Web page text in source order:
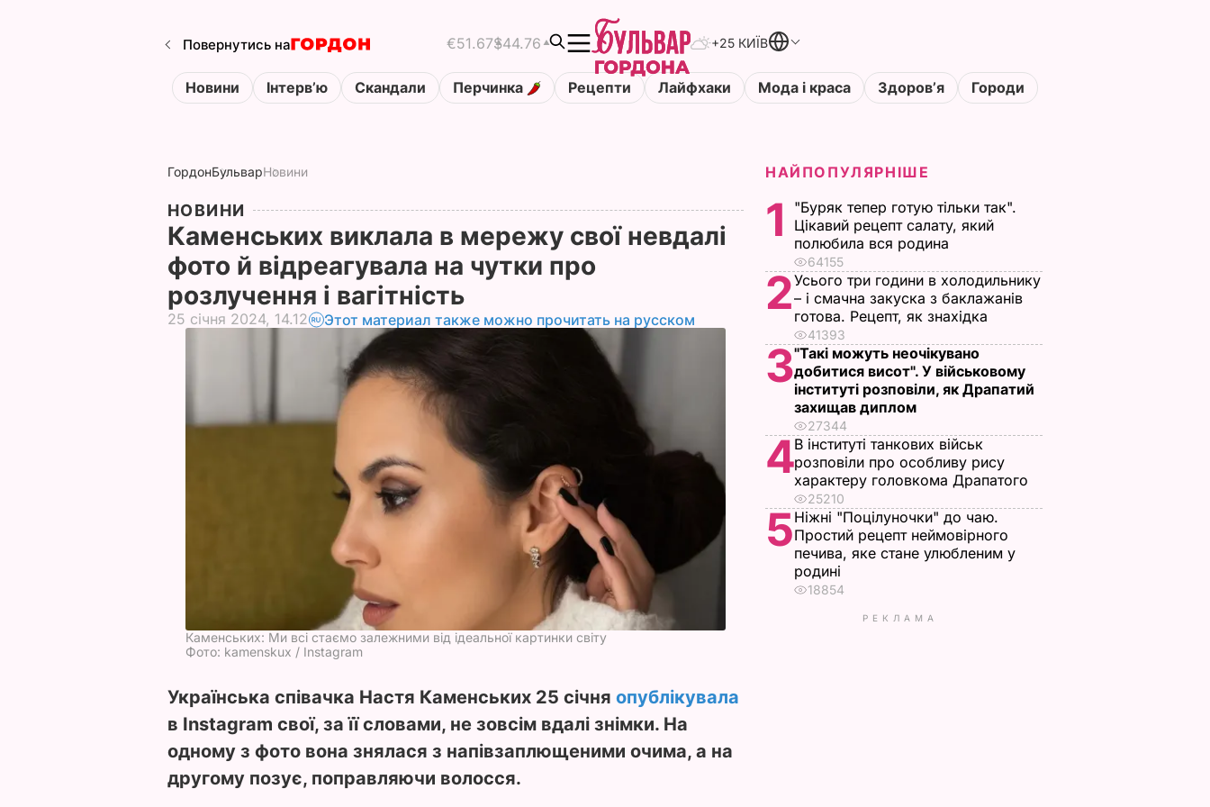
Повернутись на €51.67$44.76 +25 КИЇВ
Новини Інтервʼю Скандали Перчинка Рецепти Лайфхаки Мода і краса Здоровʼя Городи
ГордонБульварНовини
НОВИНИ
Каменських виклала в мережу свої невдалі
фото й відреагувала на чутки про
розлучення і вагітність
25 січня 2024, 14.12 Этот материал также можно прочитать на русском
Каменських: Ми всі стаємо залежними від ідеальної картинки світу
Фото: kamenskux / Instagram
Українська співачка Настя Каменських 25 січня опублікувала
в Instagram свої, за її словами, не зовсім вдалі знімки. На
одному з фото вона знялася з напівзаплющеними очима, а на
другому позує, поправляючи волосся.
НАЙПОПУЛЯРНІШЕ
1
"Буряк тепер готую тільки так".
Цікавий рецепт салату, який
полюбила вся родина
64155
2Усього три години в холодильнику
– і смачна закуска з баклажанів
готова. Рецепт, як знахідка
41393
3"Такі можуть неочікувано
добитися висот". У військовому
інституті розповіли, як Драпатий
захищав диплом
27344
4В інституті танкових військ
розповіли про особливу рису
характеру головкома Драпатого
25210
5Ніжні "Поцілуночки" до чаю.
Простий рецепт неймовірного
печива, яке стане улюбленим у
родині
18854
РЕКЛАМА